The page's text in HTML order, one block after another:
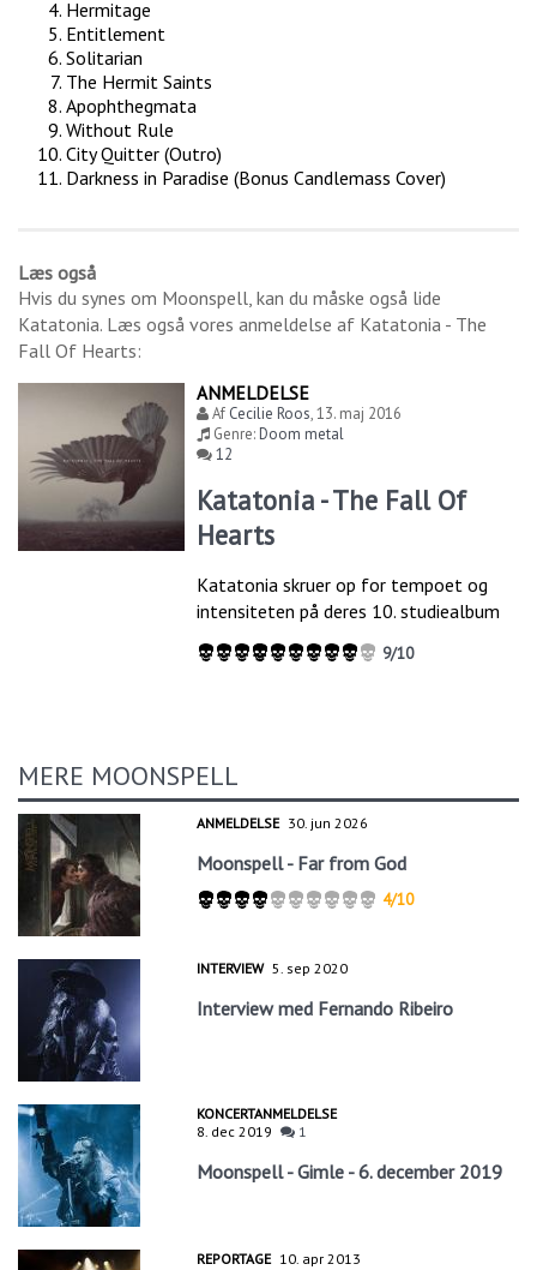
Hermitage
Entitlement
Solitarian
The Hermit Saints
Apophthegmata
Without Rule
City Quitter (Outro)
Darkness in Paradise (Bonus Candlemass Cover)
Læs også
Hvis du synes om Moonspell, kan du måske også lide
Katatonia. Læs også vores anmeldelse af Katatonia - The
Fall Of Hearts:
ANMELDELSE
Af Cecilie Roos,13. maj 2016
Genre:Doom metal
12
Katatonia - The Fall Of
Hearts
Katatonia skruer op for tempoet og
intensiteten på deres 10. studiealbum
9/10
MERE MOONSPELL
ANMELDELSE 30. jun 2026
Moonspell - Far from God
4/10
INTERVIEW 5. sep 2020
Interview med Fernando Ribeiro
KONCERTANMELDELSE
8. dec 2019
1
Moonspell - Gimle - 6. december 2019
REPORTAGE 10. apr 2013